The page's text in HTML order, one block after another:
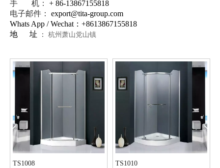
手 机：
+ 86-13867155818
电子邮件：
export@tita-group.com
Whats App / Wechat：+8613867155818
地 址
： 杭州萧山党山镇
TS1008 TS1010